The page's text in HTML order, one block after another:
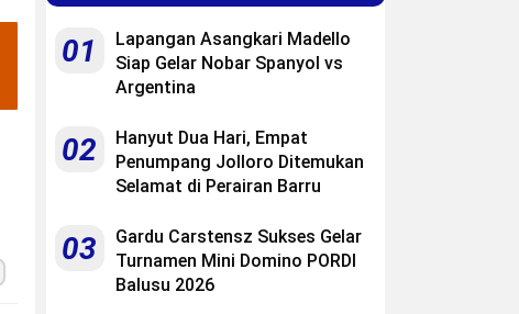
01
Lapangan Asangkari Madello
Siap Gelar Nobar Spanyol vs
Argentina
02
Hanyut Dua Hari, Empat
Penumpang Jolloro Ditemukan
Selamat di Perairan Barru
03
Gardu Carstensz Sukses Gelar
Turnamen Mini Domino PORDI
Balusu 2026